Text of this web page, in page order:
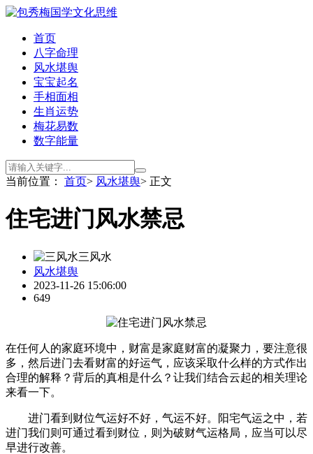
首页
八字命理
风水堪舆
宝宝起名
手相面相
生肖运势
梅花易数
数字能量
当前位置： 首页> 风水堪舆> 正文
住宅进门风水禁忌
三风水
风水堪舆
2023-11-26 15:06:00
649
在任何人的家庭环境中，财富是家庭财富的凝聚力，要注意很
多，然后进门去看财富的好运气，应该采取什么样的方式作出
合理的解释？背后的真相是什么？让我们结合云起的相关理论
来看一下。
进门看到财位气运好不好，气运不好。阳宅气运之中，若
进门我们则可通过看到财位，则为破财气运格局，应当可以尽
早进行改善。